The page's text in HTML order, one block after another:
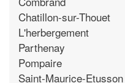
Chatillon-sur-Thouet
L'herbergement
Parthenay
Pompaire
Saint-Maurice-Etusson